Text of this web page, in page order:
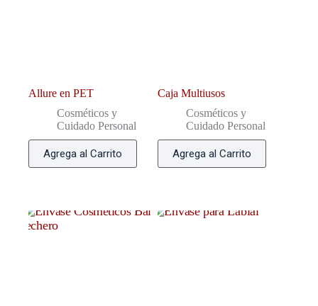
Allure en PET
Cosméticos y
Cuidado Personal
Agrega al Carrito
Caja Multiusos
Cosméticos y
Cuidado Personal
Agrega al Carrito